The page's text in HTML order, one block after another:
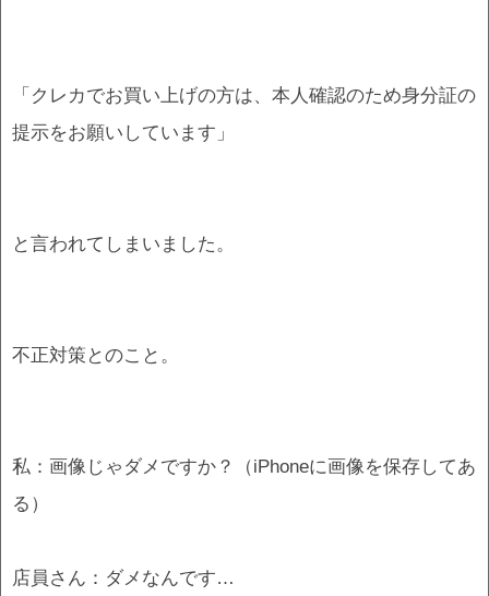
「クレカでお買い上げの方は、本人確認のため身分証の
提示をお願いしています」
と言われてしまいました。
不正対策とのこと。
私：画像じゃダメですか？（iPhoneに画像を保存してあ
る）
店員さん：ダメなんです…